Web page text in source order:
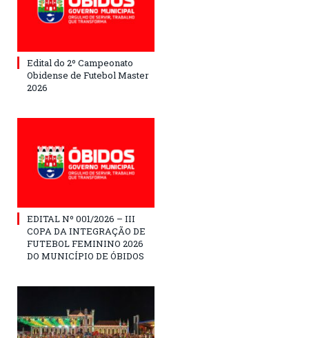
Edital do 2º Campeonato
Obidense de Futebol Master
2026
EDITAL Nº 001/2026 – III
COPA DA INTEGRAÇÃO DE
FUTEBOL FEMININO 2026
DO MUNICÍPIO DE ÓBIDOS